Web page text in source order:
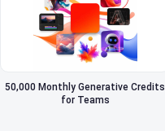
50,000 Monthly Generative Credits
for Teams